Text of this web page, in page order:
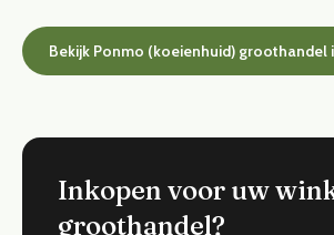
Bekijk Ponmo (koeienhuid) groothandel
Inkopen voor uw
groothandel?